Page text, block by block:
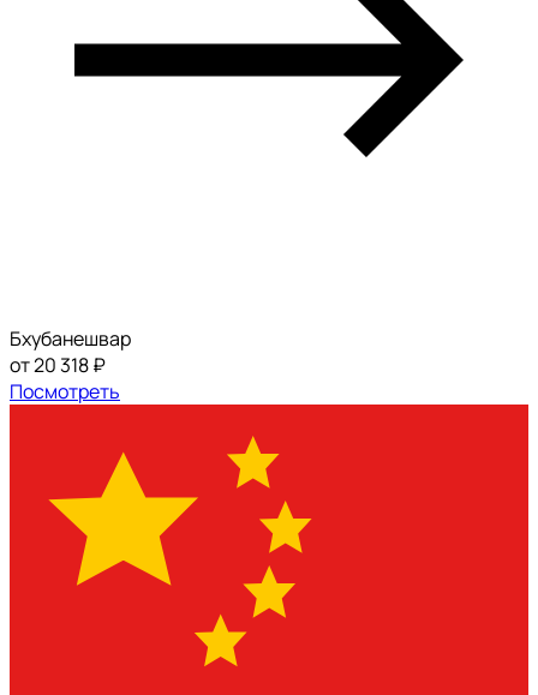
Бхубанешвар
от 20 318 ₽
Посмотреть